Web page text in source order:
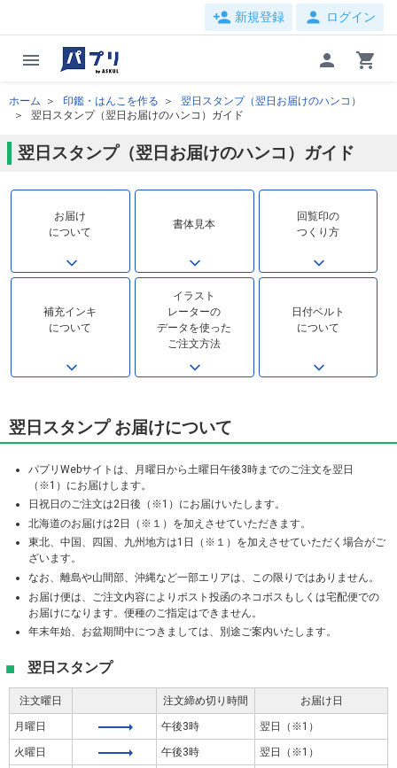
person_add 新規登録 person ログイン
menu person shopping_cart
ホーム 印鑑・はんこを作る
翌日スタンプ（翌日お届けのハンコ）
翌日スタンプ（翌日お届けのハンコ）ガイド
翌日スタンプ（翌日お届けのハンコ）ガイド
お届け
について
書体見本
回覧印の
つくり方
補充インキ
について
イラスト
レーターの
データを使った
ご注文方法
日付ベルト
について
翌日スタンプ お届けについて
パプリWebサイトは、月曜日から土曜日午後3時までのご注文を翌日
（※1）にお届けします。
日祝日のご注文は2日後（※1）にお届けいたします。
北海道のお届けは2日（※１）を加えさせていただきます。
東北、中国、四国、九州地方は1日（※１）を加えさせていただく場合がご
ざいます。
なお、離島や山間部、沖縄など一部エリアは、この限りではありません。
お届け便は、ご注文内容によりポスト投函のネコポスもしくは宅配便での
お届けになります。便種のご指定はできません。
年末年始、お盆期間中につきましては、別途ご案内いたします。
翌日スタンプ
注文曜日 注文締め切り時間 お届け日
月曜日 午後3時 翌日（※1）
火曜日 午後3時 翌日（※1）